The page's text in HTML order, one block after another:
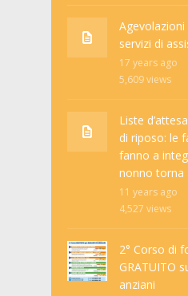
servizi di
17 years ago
5,609views
Liste
di riposo: le
fanno a
nonno torna
11 years ago
4,527 views
2° Corso di
GRATUITO
anziani